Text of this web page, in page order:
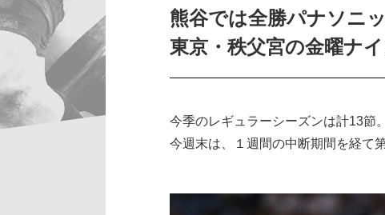
熊谷では全勝パナソニ
東京・秩父宮の金曜ナ
今季のレギュラーシーズンは計13節。
今週末は、１週間の中断期間を経て